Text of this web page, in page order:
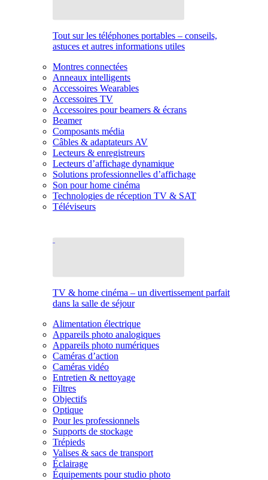
Tout sur les téléphones portables – conseils,
astuces et autres informations utiles
Montres connectées
Anneaux intelligents
Accessoires Wearables
Accessoires TV
Accessoires pour beamers & écrans
Beamer
Composants média
Câbles & adaptateurs AV
Lecteurs & enregistreurs
Lecteurs d’affichage dynamique
Solutions professionnelles d’affichage
Son pour home cinéma
Technologies de réception TV & SAT
Téléviseurs
TV & home cinéma – un divertissement parfait
dans la salle de séjour
Alimentation électrique
Appareils photo analogiques
Appareils photo numériques
Caméras d’action
Caméras vidéo
Entretien & nettoyage
Filtres
Objectifs
Optique
Pour les professionnels
Supports de stockage
Trépieds
Valises & sacs de transport
Éclairage
Équipements pour studio photo